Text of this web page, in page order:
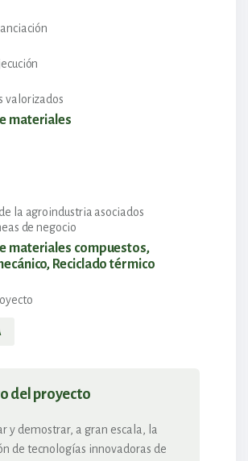
valorizados
materiales
la agroindustria asociados
de negocio
materiales compuestos,
Reciclado térmico
del proyecto
y demostrar, a gran escala, la
de tecnologías innovadoras de